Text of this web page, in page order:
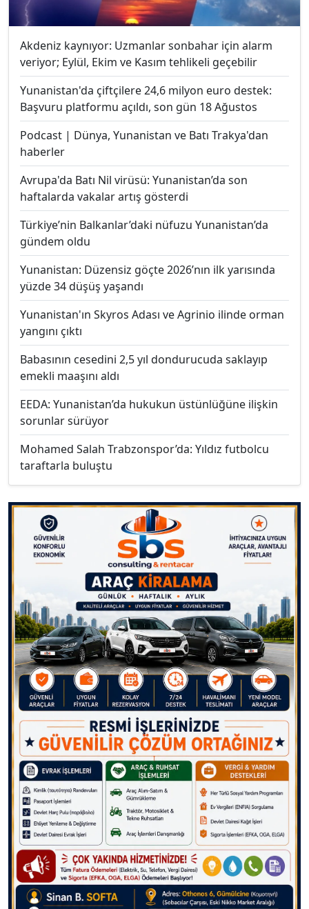
Akdeniz kaynıyor: Uzmanlar sonbahar için alarm
veriyor; Eylül, Ekim ve Kasım tehlikeli geçebilir
Yunanistan'da çiftçilere 24,6 milyon euro destek:
Başvuru platformu açıldı, son gün 18 Ağustos
Podcast | Dünya, Yunanistan ve Batı Trakya'dan
haberler
Avrupa'da Batı Nil virüsü: Yunanistan’da son
haftalarda vakalar artış gösterdi
Türkiye’nin Balkanlar’daki nüfuzu Yunanistan’da
gündem oldu
Yunanistan: Düzensiz göçte 2026’nın ilk yarısında
yüzde 34 düşüş yaşandı
Yunanistan'ın Skyros Adası ve Agrinio ilinde orman
yangını çıktı
Babasının cesedini 2,5 yıl dondurucuda saklayıp
emekli maaşını aldı
EEDA: Yunanistan’da hukukun üstünlüğüne ilişkin
sorunlar sürüyor
Mohamed Salah Trabzonspor’da: Yıldız futbolcu
taraftarla buluştu